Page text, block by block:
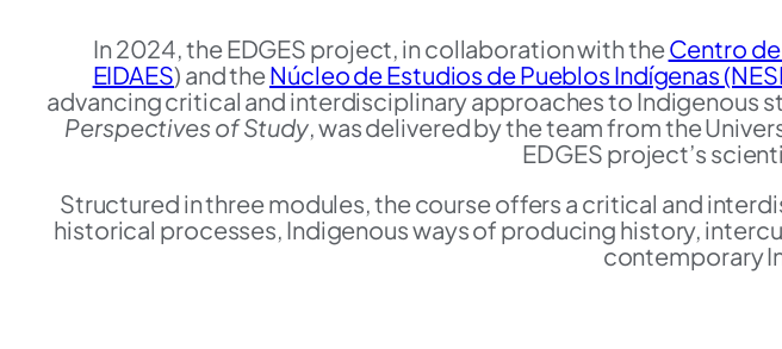
In 2024, the EDGES project, in collaboration with theCentro
EIDAES) and theNúcleo de Estudios de Pueblos Indígenas
advancing critical and interdisciplinary approaches to Indigenous
Perspectives of Study, was delivered by the team from the
EDGES project’s
Structured in three modules, the course offers a critical and
historical processes, Indigenous ways of producing history,
contemporary